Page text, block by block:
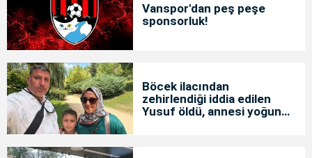
Vanspor'dan peş peşe
sponsorluk!
Böcek ilacından
zehirlendiği iddia edilen
Yusuf öldü, annesi yoğun